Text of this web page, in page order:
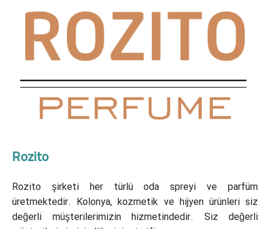
Rozito
Rozito şirketi her türlü oda spreyi ve parfüm
üretmektedir. Kolonya, kozmetik ve hijyen ürünleri siz
değerli müşterilerimizin hizmetindedir. Siz değerli